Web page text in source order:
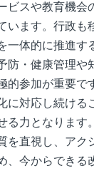
ビスや教育機会
います。行政も
一体的に推進す
防・健康管理や
的参加が重要で
に対応し続ける
る力となります
を直視し、アク
、今からできる